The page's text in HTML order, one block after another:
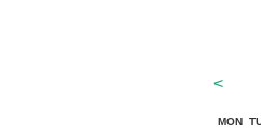
<
MON